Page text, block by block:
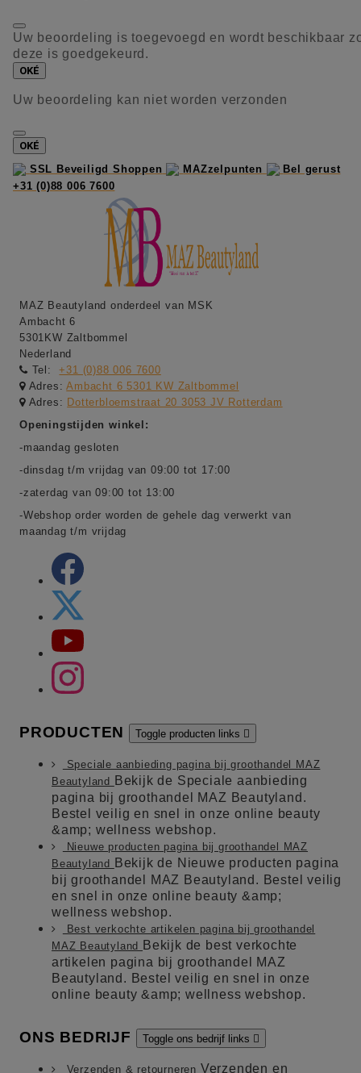
Uw beoordeling is toegevoegd en wordt beschikbaar
deze is goedgekeurd.
OKÉ
Uw beoordeling kan niet worden verzonden
OKÉ
SSL Beveiligd Shoppen
MAZzelpunten
Bel gerust
+31 (0)88 006 7600
MAZ Beautyland onderdeel van MSK
Ambacht 6
5301KW Zaltbommel
Nederland
Tel:
+31 (0)88 006 7600
Adres:Ambacht 6 5301 KW Zaltbommel
Adres: Dotterbloemstraat 20 3053 JV Rotterdam
Openingstijden winkel:
-maandag gesloten
-dinsdag t/m vrijdag van 09:00 tot 17:00
-zaterdag van 09:00 tot 13:00
-Webshop order worden de gehele dag verwerkt van
maandag t/m vrijdag
PRODUCTEN Toggle producten links 
Speciale aanbieding pagina bij groothandel MAZ
Beautyland
Bekijk de Speciale aanbieding
pagina bij groothandel MAZ Beautyland.
Bestel veilig en snel in onze online beauty
&amp; wellness webshop.
Nieuwe producten pagina bij groothandel MAZ
Beautyland
Bekijk de Nieuwe producten pagina
bij groothandel MAZ Beautyland. Bestel veilig
en snel in onze online beauty &amp;
wellness webshop.
Best verkochte artikelen pagina bij groothandel
MAZ Beautyland
Bekijk de best verkochte
artikelen pagina bij groothandel MAZ
Beautyland. Bestel veilig en snel in onze
online beauty &amp; wellness webshop.
ONS BEDRIJF Toggle ons bedrijf links 
Verzenden & retourneren Verzenden en